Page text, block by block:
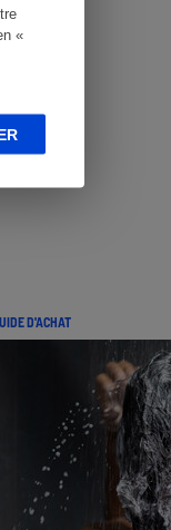
«
D'ACHAT